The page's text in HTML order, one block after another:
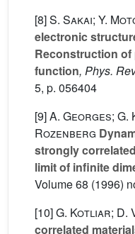
[8]S. Sakai; Y.
electronic
Reconstruction of
function, Phys.
5, p. 056404
[9]A. Georges;
Rozenberg
strongly
limit of infinite
Volume 68 (1996)
[10]G. Kotliar;
correlated